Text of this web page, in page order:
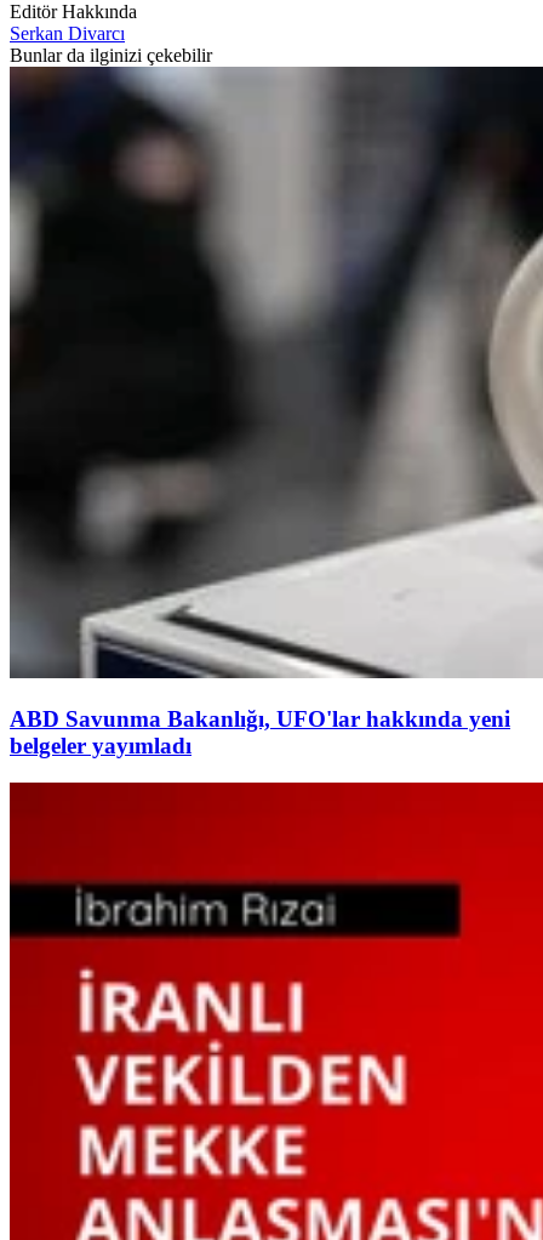
Editör Hakkında
Serkan Divarcı
Bunlar da ilginizi çekebilir
ABD Savunma Bakanlığı, UFO'lar hakkında yeni
belgeler yayımladı